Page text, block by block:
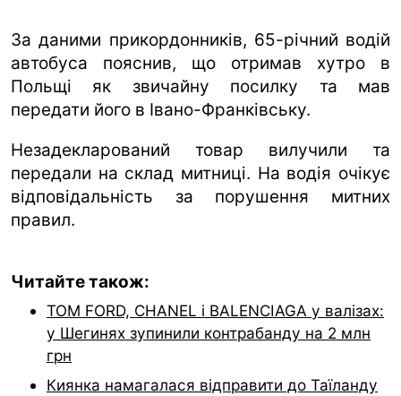
За даними прикордонників, 65-річний водій
автобуса пояснив, що отримав хутро в
Польщі як звичайну посилку та мав
передати його в Івано-Франківську.
Незадекларований товар вилучили та
передали на склад митниці. На водія очікує
відповідальність за порушення митних
правил.
Читайте також:
TOM FORD, CHANEL і BALENCIAGA у валізах:
у Шегинях зупинили контрабанду на 2 млн
грн
Киянка намагалася відправити до Таїланду